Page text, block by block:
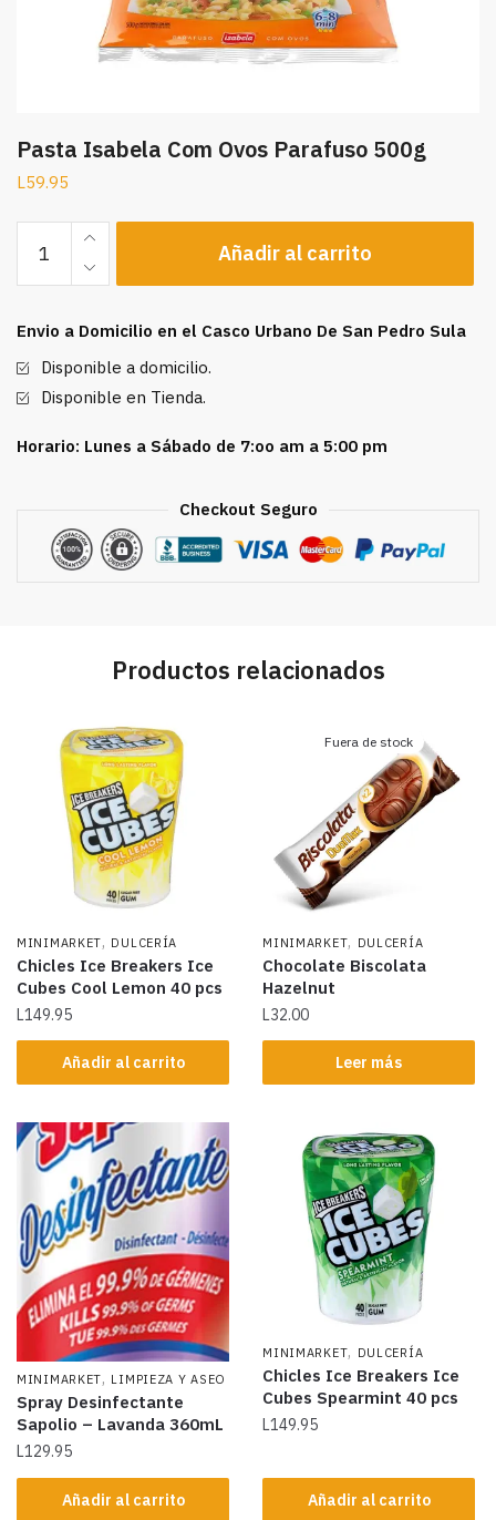
Pasta Isabela Com Ovos Parafuso 500g
L59.95
Isabela
Com
Parafuso
500g
cantidad
Añadir al carrito
Envio a Domicilio en el Casco Urbano De San Pedro Sula
Disponible a domicilio.
Disponible en Tienda.
Horario: Lunes a Sábado de 7:oo am a 5:00 pm
Checkout Seguro
Productos relacionados
MINIMARKET, DULCERÍA
Chicles Ice Breakers Ice
Cubes Cool Lemon 40 pcs
L149.95
Añadir al carrito
Fuera de stock
MINIMARKET, DULCERÍA
Chocolate Biscolata
Hazelnut
L32.00
Leer más
MINIMARKET, LIMPIEZA Y ASEO
Spray Desinfectante
Sapolio – Lavanda 360mL
L129.95
Añadir al carrito
MINIMARKET, DULCERÍA
Chicles Ice Breakers Ice
Cubes Spearmint 40 pcs
L149.95
Añadir al carrito